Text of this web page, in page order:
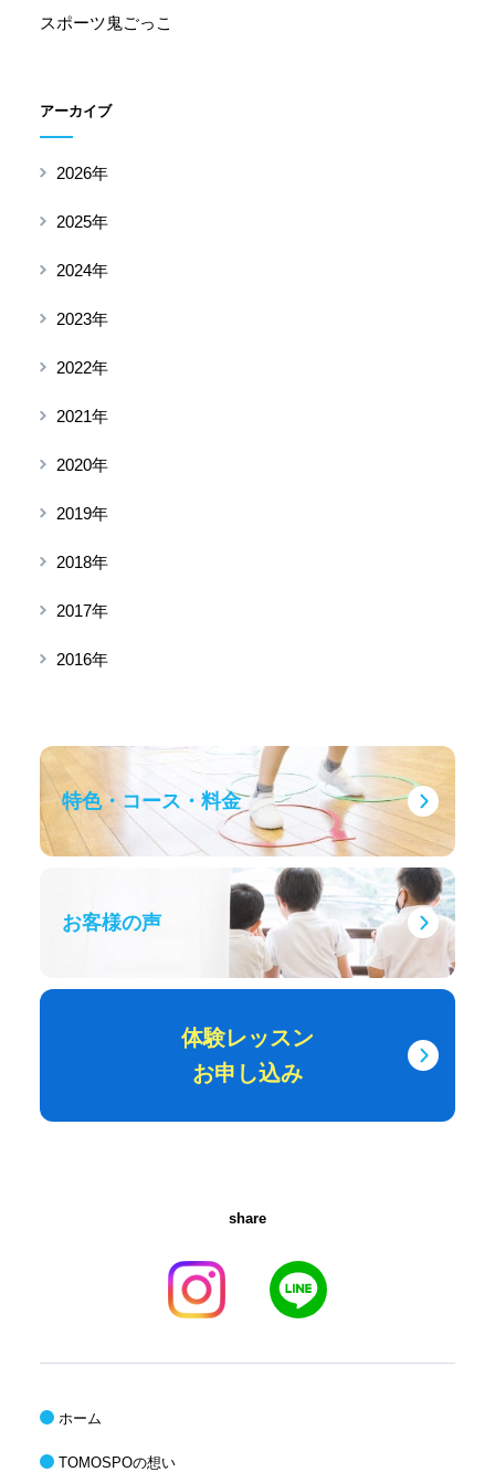
スポーツ鬼ごっこ
アーカイブ
2026年
2025年
2024年
2023年
2022年
2021年
2020年
2019年
2018年
2017年
2016年
特色・コース・料金
お客様の声
体験レッスン
お申し込み
share
ホーム
TOMOSPOの想い